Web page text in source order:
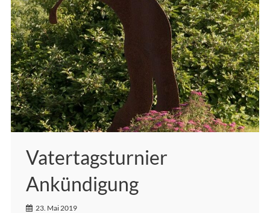
Vatertagsturnier
Ankündigung
23. Mai 2019